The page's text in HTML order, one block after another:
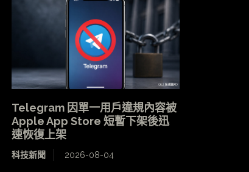
Telegram 因單一用戶違規內容被
Apple App Store 短暫下架後迅
速恢復上架
科技新聞 2026-08-04